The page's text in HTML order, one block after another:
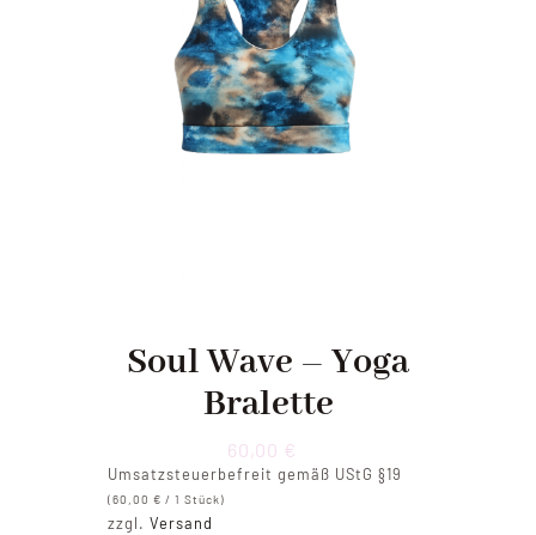
Soul Wave – Yoga
Bralette
60,00 €
Umsatzsteuerbefreit gemäß UStG §19
(60,00€ / 1 Stück)
zzgl.Versand